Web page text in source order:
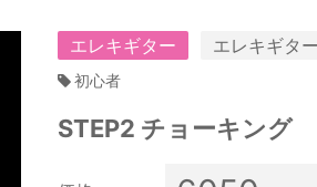
エレキギター エレキギタ
初心者
STEP2 チョーキング